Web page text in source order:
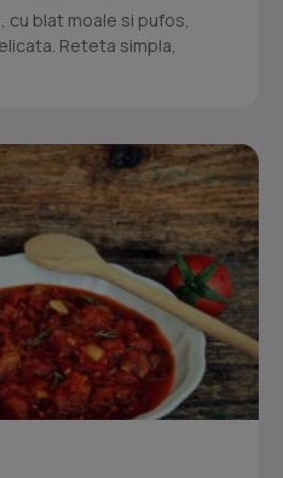
cu blat moale si pufos,
Reteta simpla,